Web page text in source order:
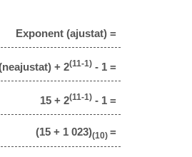
Exponent (ajustat) =
+ 2(11-1) - 1 =
15 + 2(11-1) - 1 =
(15 + 1 023)(10) =